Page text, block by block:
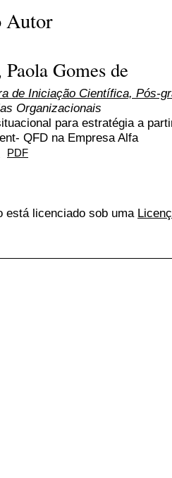
Autor
Gomes de
de Iniciação Científica, Pós-
Organizacionais
para estratégia a
QFD na Empresa Alfa
PDF
está licenciado sob uma